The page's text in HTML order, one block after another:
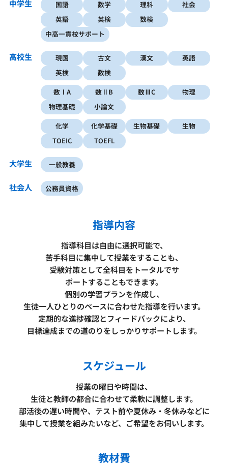
中学生 国語 数学 理科
社会
英語
英検
数検
中高一貫校サポート
高校生 現国 古文 漢文
英語
英検
数検
数ⅠA
数ⅡB 数ⅢC
物理
物理基礎
小論文
化学
化学基礎 生物基礎
生物
TOEIC
TOEFL
大学生 一般教養
社会人 公務員資格
指導内容
指導科目は自由に選択可能で、
苦手科目に集中して授業をすることも、
受験対策として全科目をトータルでサ
ポートすることもできます。
個別の学習プランを作成し、
生徒一人ひとりのペースに合わせた指導を行います。
定期的な進捗確認とフィードバックにより、
目標達成までの道のりをしっかりサポートします。
スケジュール
授業の曜日や時間は、
生徒と教師の都合に合わせて柔軟に調整します。
部活後の遅い時間や、テスト前や夏休み・冬休みなどに
集中して授業を組みたいなど、ご希望をお伺いします。
教材費